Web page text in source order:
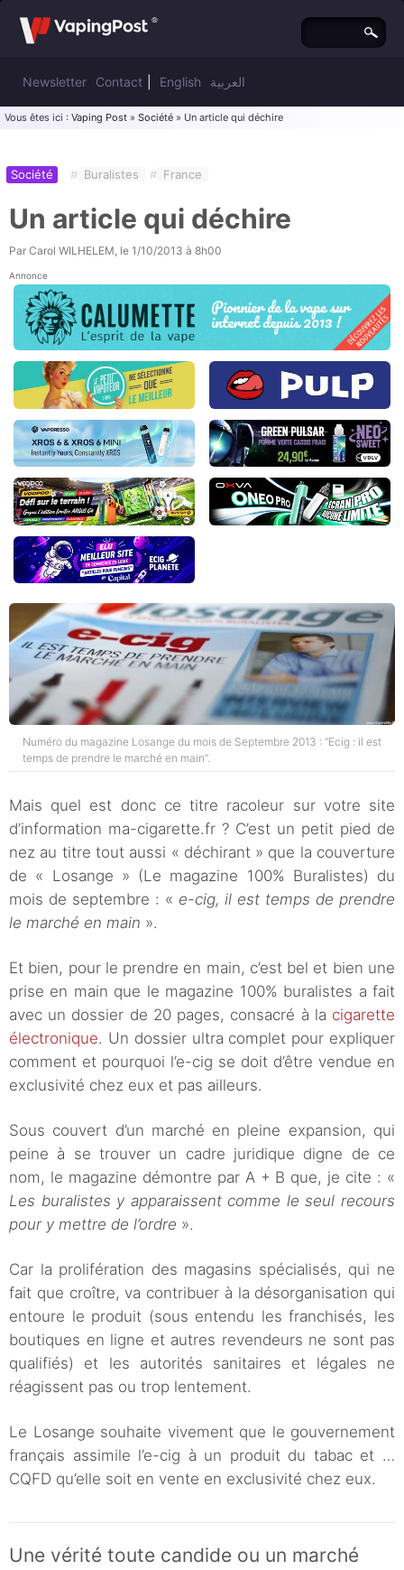
Newsletter Contact English العربية
Vous êtes ici : Vaping Post » Société » Un article qui déchire
Société # Buralistes # France
Un article qui déchire
Par Carol WILHELEM, le 1/10/2013 à 8h00
Annonce
Numéro du magazine Losange du mois de Septembre 2013 : “Ecig : il est
temps de prendre le marché en main”.
Mais quel est donc ce titre racoleur sur votre site
d’information ma-cigarette.fr ? C’est un petit pied de
nez au titre tout aussi « déchirant » que la couverture
de « Losange » (Le magazine 100% Buralistes) du
mois de septembre : « e-cig, il est temps de prendre
le marché en main ».
Et bien, pour le prendre en main, c’est bel et bien une
prise en main que le magazine 100% buralistes a fait
avec un dossier de 20 pages, consacré à la cigarette
électronique. Un dossier ultra complet pour expliquer
comment et pourquoi l’e-cig se doit d’être vendue en
exclusivité chez eux et pas ailleurs.
Sous couvert d’un marché en pleine expansion, qui
peine à se trouver un cadre juridique digne de ce
nom, le magazine démontre par A + B que, je cite : «
Les buralistes y apparaissent comme le seul recours
pour y mettre de l’ordre ».
Car la prolifération des magasins spécialisés, qui ne
fait que croître, va contribuer à la désorganisation qui
entoure le produit (sous entendu les franchisés, les
boutiques en ligne et autres revendeurs ne sont pas
qualifiés) et les autorités sanitaires et légales ne
réagissent pas ou trop lentement.
Le Losange souhaite vivement que le gouvernement
français assimile l’e-cig à un produit du tabac et …
CQFD qu’elle soit en vente en exclusivité chez eux.
Une vérité toute candide ou un marché